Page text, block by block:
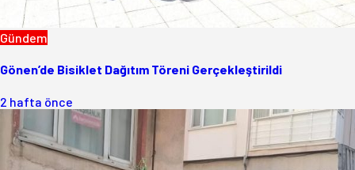
Gündem
Gönen’de Bisiklet Dağıtım Töreni Gerçekleştirildi
2 hafta önce